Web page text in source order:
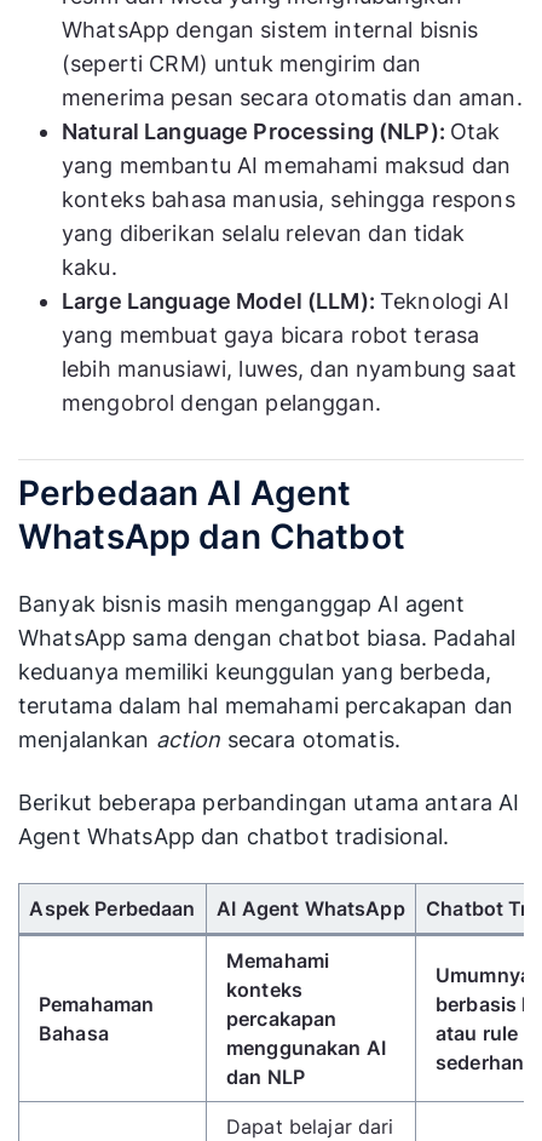
WhatsApp dengan sistem internal bisnis
(seperti CRM) untuk mengirim dan
menerima pesan secara otomatis dan aman.
Natural Language Processing (NLP): Otak
yang membantu AI memahami maksud dan
konteks bahasa manusia, sehingga respons
yang diberikan selalu relevan dan tidak
kaku.
Large Language Model (LLM):Teknologi AI
yang membuat gaya bicara robot terasa
lebih manusiawi, luwes, dan nyambung saat
mengobrol dengan pelanggan.
Perbedaan AI Agent
WhatsApp dan Chatbot
Banyak bisnis masih menganggap AI agent
WhatsApp sama dengan chatbot biasa. Padahal
keduanya memiliki keunggulan yang berbeda,
terutama dalam hal memahami percakapan dan
menjalankan action secara otomatis.
Berikut beberapa perbandingan utama antara AI
Agent WhatsApp dan chatbot tradisional.
Gunakan tombol panah kiri/kanan untuk
Aspek Perbedaan AI Agent WhatsApp Chatbot
Pemahaman
Bahasa
Memahami
konteks
percakapan
menggunakan AI
dan NLP
Umumnya
berbasis
atau rule
sederhana
Dapat belajar dari